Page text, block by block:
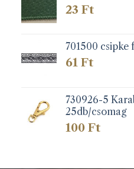
23 Ft
701500 csipke
61 Ft
730926-5
25db/csomag
100 Ft